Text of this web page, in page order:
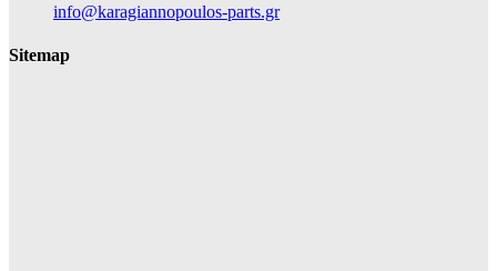
info@karagiannopoulos-parts.gr
Sitemap